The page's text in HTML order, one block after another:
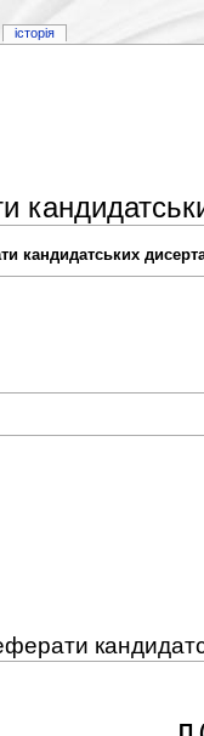
кандидатських
історія